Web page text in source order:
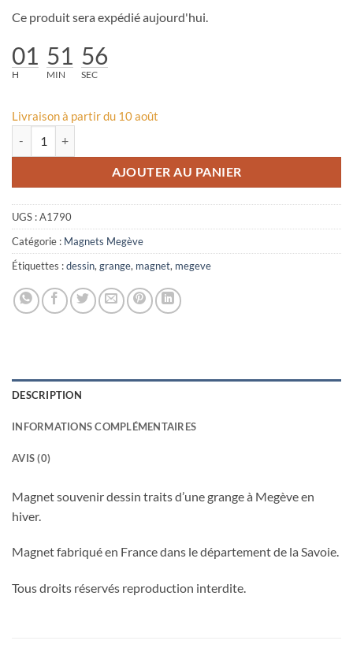
Ce produit sera expédié aujourd'hui.
01
H
51
MIN
55
SEC
Livraison à partir du 10 août
AJOUTER AU PANIER
UGS :A1790
Catégorie : Magnets Megève
Étiquettes :dessin, grange, magnet, megeve
DESCRIPTION
INFORMATIONS COMPLÉMENTAIRES
AVIS (0)
Magnet souvenir dessin traits d’une grange à Megève en
hiver.
Magnet fabriqué en France dans le département de la Savoie.
Tous droits réservés reproduction interdite.